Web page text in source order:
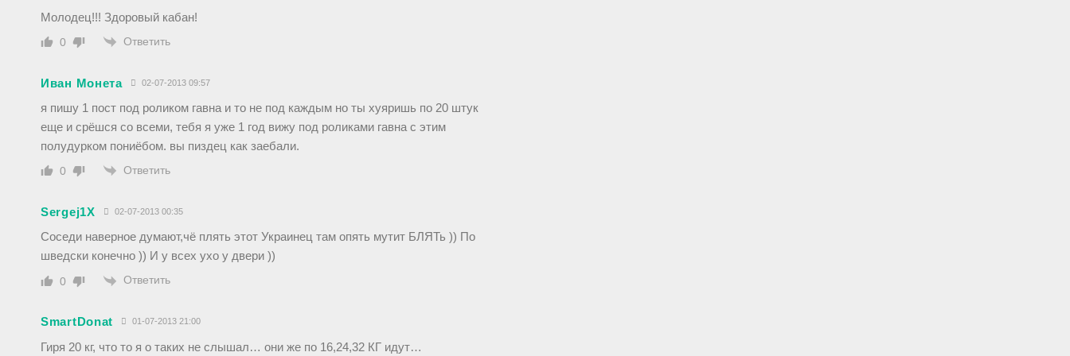
Молодец!!! Здоровый кабан!
0 Ответить
Иван Монета 02-07-2013 09:57
я пишу 1 пост под роликом гавна и то не под каждым но ты хуяришь по 20 штук
еще и срёшся со всеми, тебя я уже 1 год вижу под роликами гавна с этим
полудурком пониёбом. вы пиздец как заебали.
0 Ответить
Sergej1X 02-07-2013 00:35
Соседи наверное думают,чё плять этот Украинец там опять мутит БЛЯТь )) По
шведски конечно )) И у всех ухо у двери ))
0 Ответить
SmartDonat 01-07-2013 21:00
Гиря 20 кг, что то я о таких не слышал… они же по 16,24,32 КГ идут…